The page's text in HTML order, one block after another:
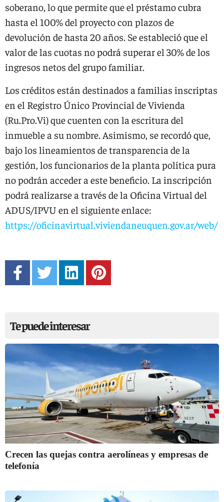
soberano, lo que permite que el préstamo cubra
hasta el 100% del proyecto con plazos de
devolución de hasta 20 años. Se estableció que el
valor de las cuotas no podrá superar el 30% de los
ingresos netos del grupo familiar.
Los créditos están destinados a familias inscriptas
en el Registro Único Provincial de Vivienda
(Ru.Pro.Vi) que cuenten con la escritura del
inmueble a su nombre. Asimismo, se recordó que,
bajo los lineamientos de transparencia de la
gestión, los funcionarios de la planta política pura
no podrán acceder a este beneficio. La inscripción
podrá realizarse a través de la Oficina Virtual del
ADUS/IPVU en el siguiente enlace:
https://oficinavirtual.viviendaneuquen.gov.ar/web/
Te puede interesar
Crecen las quejas contra aerolíneas y empresas de
telefonía